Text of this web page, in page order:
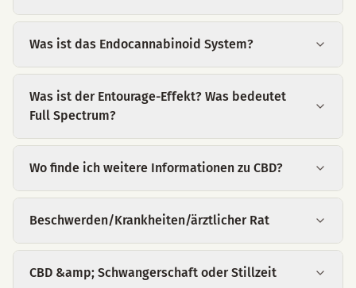
Was ist das Endocannabinoid System?
Was ist der Entourage-Effekt? Was bedeutet
Full Spectrum?
Wo finde ich weitere Informationen zu CBD?
Beschwerden/Krankheiten/ärztlicher Rat
CBD &amp; Schwangerschaft oder Stillzeit